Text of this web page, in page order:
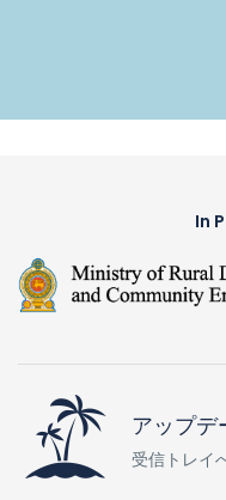
In
アップデ
受信トレイ